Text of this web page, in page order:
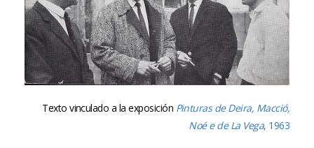
Texto vinculado a la exposición Pinturas de Deira, Macció,
Noé e de La Vega, 1963